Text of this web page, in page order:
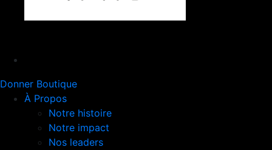
Donner Boutique
À Propos
Notre histoire
Notre impact
Nos leaders